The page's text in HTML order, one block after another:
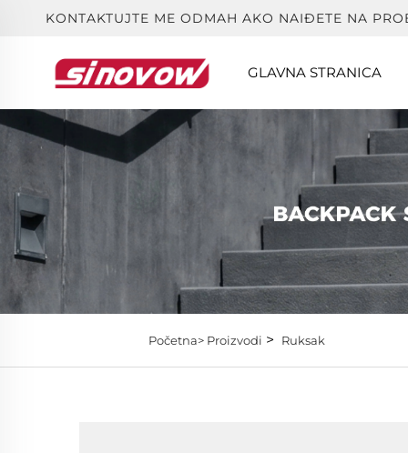
KONTAKTUJTE ME ODMAH AKO NAIĐETE NA
GLAVNA STRANICA
Početna> Proizvodi > Ruksak